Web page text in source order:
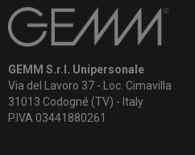
GEMM S.r.l. Unipersonale
Via del Lavoro 37 - Loc. Cimavilla
31013 Codogné (TV) - Italy
P.IVA 03441880261